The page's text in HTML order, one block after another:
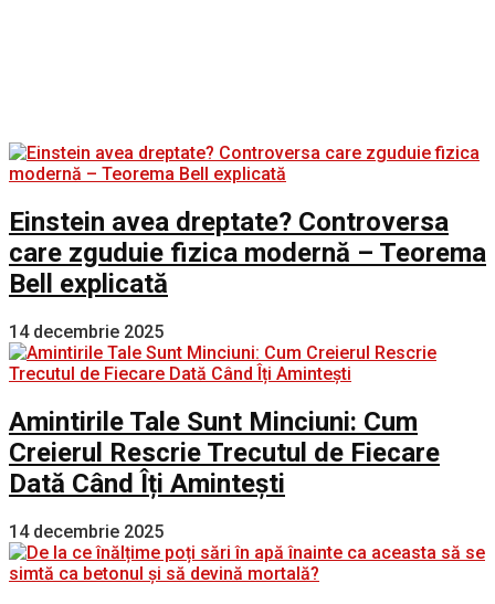
Einstein avea dreptate? Controversa
care zguduie fizica modernă – Teorema
Bell explicată
14 decembrie 2025
Amintirile Tale Sunt Minciuni: Cum
Creierul Rescrie Trecutul de Fiecare
Dată Când Îți Amintești
14 decembrie 2025